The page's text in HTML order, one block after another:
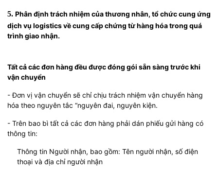
5. Phân định trách nhiệm của thương nhân, tổ chức cung ứng
dịch vụ logistics về cung cấp chứng từ hàng hóa trong quá
trình giao nhận.
Tất cả các đơn hàng đều được đóng gói sẵn sàng trước khi
vận chuyển
- Đơn vị vận chuyển sẽ chỉ chịu trách nhiệm vận chuyển hàng
hóa theo nguyên tắc “nguyên đai, nguyên kiện.
- Trên bao bì tất cả các đơn hàng phải dán phiếu gửi hàng có
thông tin:
Thông tin Người nhận, bao gồm: Tên người nhận, số điện
thoại và địa chỉ người nhận